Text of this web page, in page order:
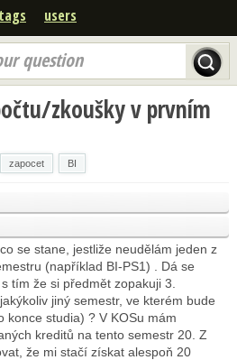
tags users
question
zkoušky v prvním
zapocet BI
se stane, jestliže neudělám jeden z
(například BI-PS1) . Dá se
tím že si předmět zopakuji 3.
jiný semestr, ve kterém bude
konce studia) ? V KOSu mám
kreditů na tento semestr 20. Z
že mi stačí získat alespoň 20